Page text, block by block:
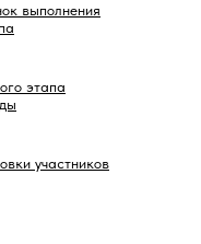
выполнения
этапа
участников